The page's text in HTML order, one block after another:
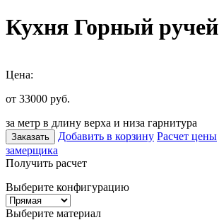
Кухня Горный ручей
Цена:
от 33000 руб.
за метр в длину верха и низа гарнитура
Заказать Добавить в корзину Расчет цены
замерщика
Получить расчет
Выберите конфигурацию
Выберите материал